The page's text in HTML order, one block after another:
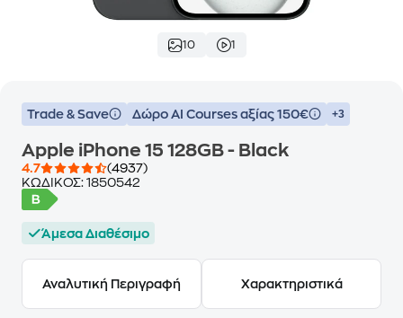
10 1
Trade & Save Δώρο ΑΙ Courses αξίας 150€ +3
Apple iPhone 15 128GB - Black
4.7
(4937)
ΚΩΔΙΚΟΣ: 1850542
Άμεσα Διαθέσιμο
Αναλυτική Περιγραφή Χαρακτηριστικά